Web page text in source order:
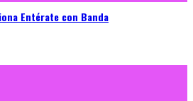
Entérate con Banda